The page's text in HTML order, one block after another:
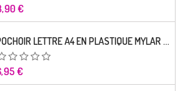
€
POCHOIR LETTRE A4 EN PLASTIQUE MYLAR ALPHABET RACINE 30 MM
€